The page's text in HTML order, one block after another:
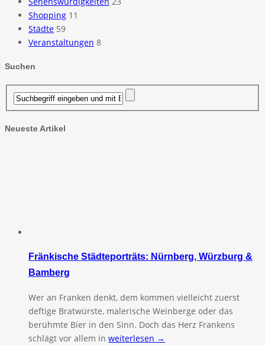
Shopping 11
Städte 59
Veranstaltungen 8
Suchen
Neueste Artikel
Fränkische Städteporträts: Nürnberg, Würzburg &
Bamberg
Wer an Franken denkt, dem kommen vielleicht zuerst
deftige Bratwürste, malerische Weinberge oder das
berühmte Bier in den Sinn. Doch das Herz Frankens
schlägt vor allem in weiterlesen →